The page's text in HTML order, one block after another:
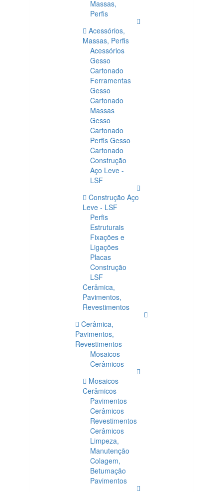
Massas,
Perfis
Acessórios,
Massas, Perfis
Acessórios
Gesso
Cartonado
Ferramentas
Gesso
Cartonado
Massas
Gesso
Cartonado
Perfis Gesso
Cartonado
Construção
Aço Leve -
LSF
Construção Aço
Leve - LSF
Perfis
Estruturais
Fixações e
Ligações
Placas
Construção
LSF
Cerâmica,
Pavimentos,
Revestimentos
Cerâmica,
Pavimentos,
Revestimentos
Mosaicos
Cerâmicos
Mosaicos
Cerâmicos
Pavimentos
Cerâmicos
Revestimentos
Cerâmicos
Limpeza,
Manutenção
Colagem,
Betumação
Pavimentos